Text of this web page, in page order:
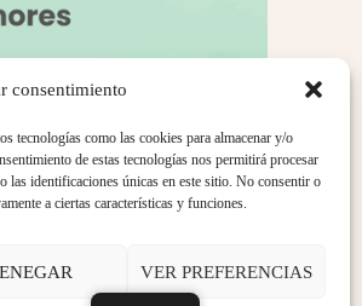
consentimiento
tecnologías como las cookies para almacenar y/o
de estas tecnologías nos permitirá procesar
las identificaciones únicas en este sitio. No consentir o
a ciertas características y funciones.
VER PREFERENCIAS